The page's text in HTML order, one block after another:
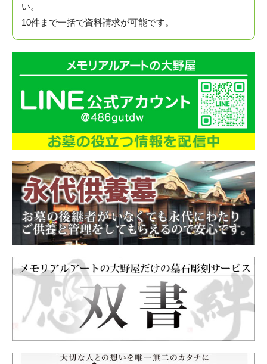
い。
10件まで一括で資料請求が可能です。